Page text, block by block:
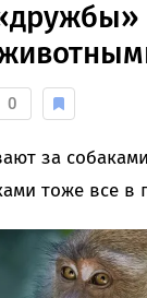
0
за
тоже все в